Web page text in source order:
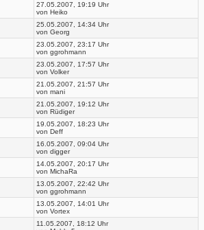
27.05.2007, 19:19 Uhr
von Heiko
25.05.2007, 14:34 Uhr
von Georg
23.05.2007, 23:17 Uhr
von ggrohmann
23.05.2007, 17:57 Uhr
von Volker
21.05.2007, 21:57 Uhr
von mani
21.05.2007, 19:12 Uhr
von Rüdiger
19.05.2007, 18:23 Uhr
von Deff
16.05.2007, 09:04 Uhr
von digger
14.05.2007, 20:17 Uhr
von MichaRa
13.05.2007, 22:42 Uhr
von ggrohmann
13.05.2007, 14:01 Uhr
von Vortex
11.05.2007, 18:12 Uhr